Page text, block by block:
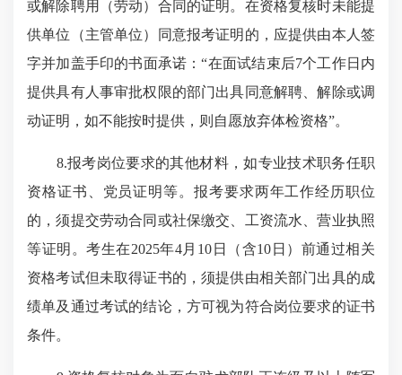
或解除聘用（劳动）合同的证明。在资格复核时未能提
供单位（主管单位）同意报考证明的，应提供由本人签
字并加盖手印的书面承诺：“在面试结束后7个工作日内
提供具有人事审批权限的部门出具同意解聘、解除或调
动证明，如不能按时提供，则自愿放弃体检资格”。
8.报考岗位要求的其他材料，如专业技术职务任职
资格证书、党员证明等。报考要求两年工作经历职位
的，须提交劳动合同或社保缴交、工资流水、营业执照
等证明。考生在2025年4月10日（含10日）前通过相关
资格考试但未取得证书的，须提供由相关部门出具的成
绩单及通过考试的结论，方可视为符合岗位要求的证书
条件。